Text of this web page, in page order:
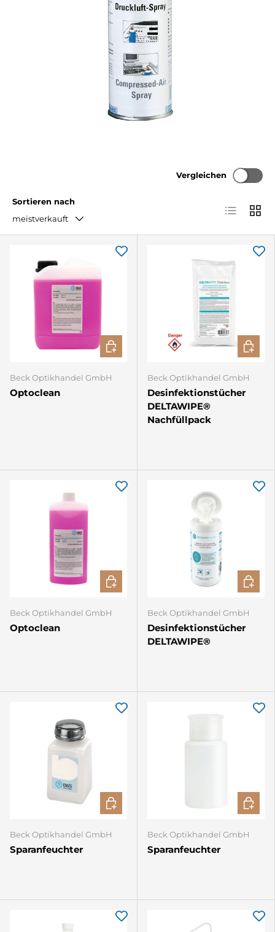
Sortieren nach
meistverkauft
Vergleichen
Beck Optikhandel GmbH
Optoclean
IN DEN WARENKORB
Beck Optikhandel GmbH
Desinfektionstücher
DELTAWIPE®
Nachfüllpack
IN DEN
Beck Optikhandel GmbH
Optoclean
IN DEN WARENKORB
Beck Optikhandel GmbH
Desinfektionstücher
DELTAWIPE®
IN DEN
Beck Optikhandel GmbH
Sparanfeuchter
IN DEN WARENKORB
Beck Optikhandel GmbH
Sparanfeuchter
IN DEN